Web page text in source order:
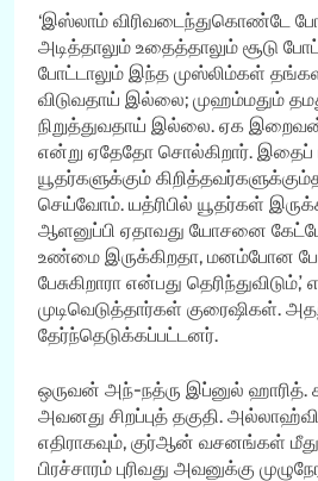
‘இஸ்லாம் விரிவடைந்துகொண்டே
அடித்தாலும் உதைத்தாலும் சூடு
போட்டாலும் இந்த முஸ்லிம்கள்
விடுவதாய் இல்லை; முஹம்மதும்
நிறுத்துவதாய் இல்லை. ஏக
என்று ஏதேதோ சொல்கிறார். இதைப்
யூதர்களுக்கும்
செய்வோம். யத்ரிபில் யூதர்கள்
ஆளனுப்பி ஏதாவது யோசனை
உண்மை இருக்கிறதா, மனம்போன
பேசுகிறாரா என்பது தெரிந்துவிடும்,’
முடிவெடுத்தார்கள் குரைஷிகள்.
தேர்ந்தெடுக்கப்பட்டனர்.
ஒருவன் அந்-நத்ரு இப்னுல்
அவனது சிறப்புத் தகுதி.
எதிராகவும், குர்ஆன் வசனங்கள்
பிரச்சாரம் புரிவது அவனுக்கு